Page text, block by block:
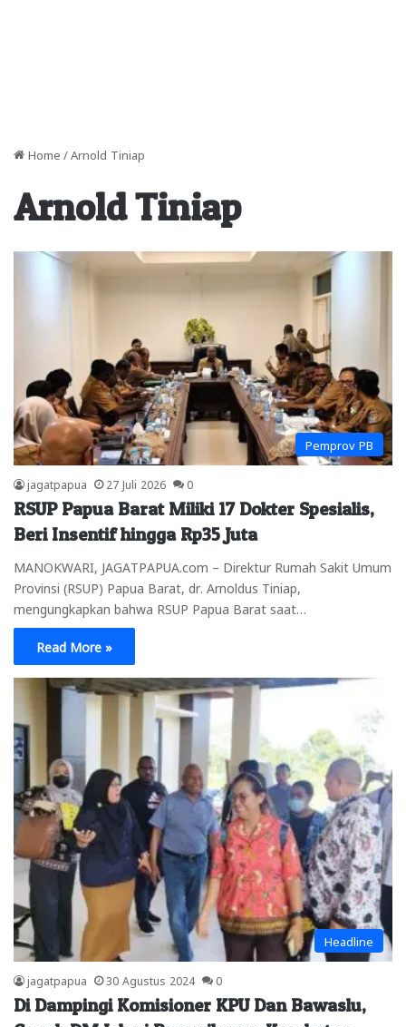
Home / Arnold Tiniap
Arnold Tiniap
Pemprov PB
jagatpapua 27 Juli 2026 0
RSUP Papua Barat Miliki 17 Dokter Spesialis,
Beri Insentif hingga Rp35 Juta
MANOKWARI, JAGATPAPUA.com – Direktur Rumah Sakit Umum
Provinsi (RSUP) Papua Barat, dr. Arnoldus Tiniap,
mengungkapkan bahwa RSUP Papua Barat saat…
Read More »
Headline
jagatpapua 30 Agustus 2024 0
Di Dampingi Komisioner KPU Dan Bawaslu,